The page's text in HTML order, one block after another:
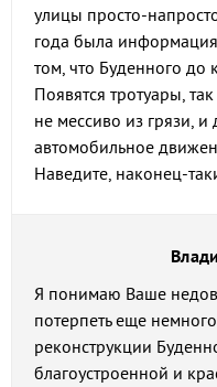
улицы просто-
года была информация
том, что Буденного до
Появятся тротуары,
не мессиво из грязи,
автомобильное
Наведите, наконец-
Я понимаю Ваше
потерпеть еще
реконструкции
благоустроенной и